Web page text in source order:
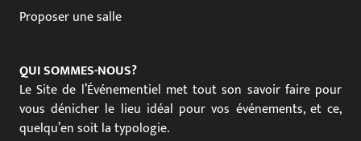
Proposer une salle
QUI SOMMES-NOUS?
Le Site de l’Événementiel met tout son savoir faire pour
vous dénicher le lieu idéal pour vos événements, et ce,
quelqu’en soit la typologie.